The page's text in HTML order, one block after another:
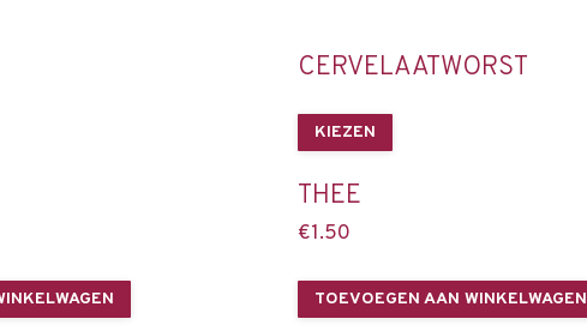
CERVELAATWORST
KIEZEN
THEE
€1.50
TOEVOEGEN AAN WINKELWAGEN